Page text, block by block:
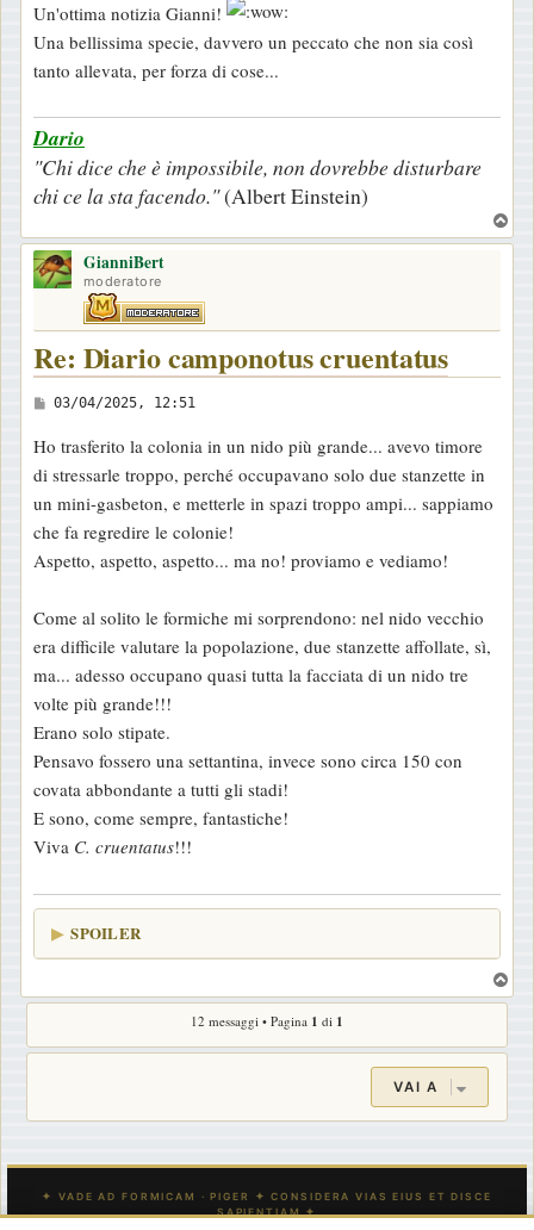
s
s
a
g
i
o
Un'ottima notizia Gianni!
Una bellissima specie, davvero un peccato che non sia così
tanto allevata, per forza di cose...
Dario
"Chi dice che è impossibile, non dovrebbe disturbare
chi ce la sta facendo."(Albert Einstein)
o
GianniBert
moderatore
Re: Diario camponotus cruentatus
M
s
s
a
g
g
o
03/04/2025, 12:51
Ho trasferito la colonia in un nido più grande... avevo timore
di stressarle troppo, perché occupavano solo due stanzette in
un mini-gasbeton, e metterle in spazi troppo ampi... sappiamo
che fa regredire le colonie!
Aspetto, aspetto, aspetto... ma no! proviamo e vediamo!
Come al solito le formiche mi sorprendono: nel nido vecchio
era difficile valutare la popolazione, due stanzette affollate, sì,
ma... adesso occupano quasi tutta la facciata di un nido tre
volte più grande!!!
Erano solo stipate.
Pensavo fossero una settantina, invece sono circa 150 con
covata abbondante a tutti gli stadi!
E sono, come sempre, fantastiche!
Viva C. cruentatus!!!
SPOILER
o
12 messaggi • Pagina 1 di 1
VAI A